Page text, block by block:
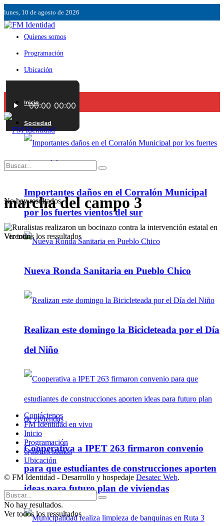
lunes, 10 de agosto de 2026
Quienes somos
Programación
Ubicación
Contáctenos
Inicio
Sociedad
Importantes daños en el Corralón Municipal
por los fuertes vientos del sur
Nueva Ronda Sanitaria en Pueblo Chico
Realizan este domingo la Bicicleteada por el Día
del Niño
Cooperativa a IPET 263 firmaron convenio
para que estudiantes de construcciones aporten
ideas para futuro plan de viviendas
No hay resultados.
Ver todos los ressultados
marcha del campo 3
Contáctenos
FM Identidad en vivo
Inicio
Programación
Quienes somos
Ubicación
© FM Identidad - Desarrollo y hospedaje Desatec Web.
No hay resultados.
Ver todos los ressultados